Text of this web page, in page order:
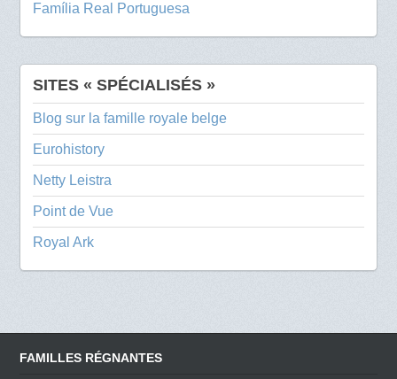
Família Real Portuguesa
SITES « SPÉCIALISÉS »
Blog sur la famille royale belge
Eurohistory
Netty Leistra
Point de Vue
Royal Ark
FAMILLES RÉGNANTES